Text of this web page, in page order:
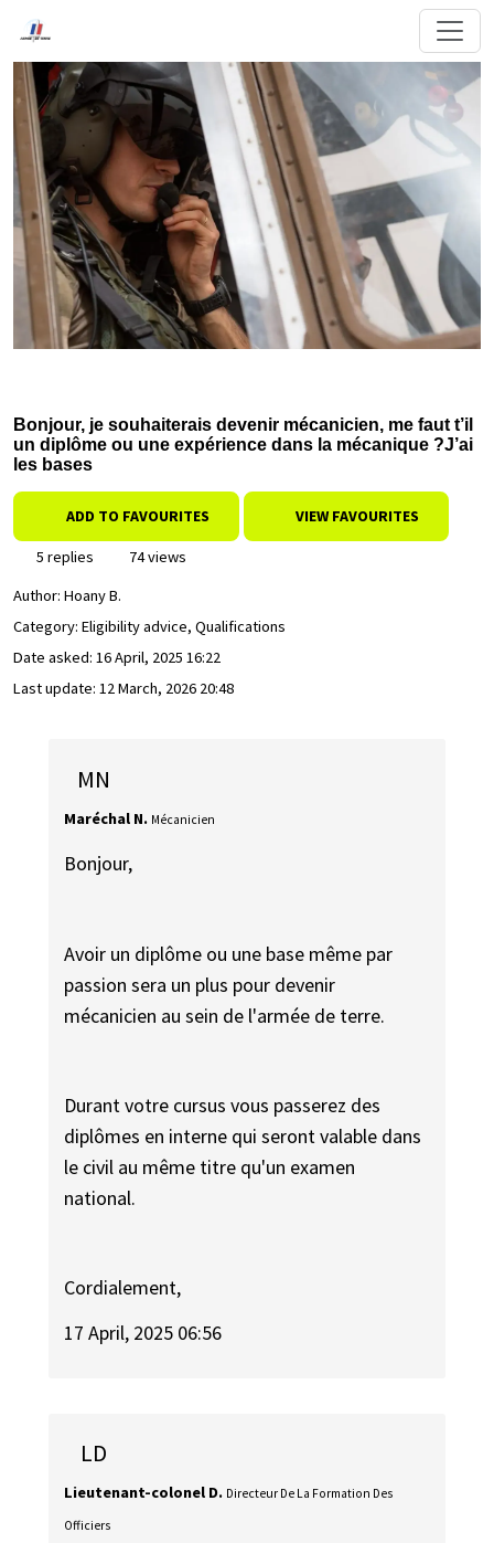
Bonjour, je souhaiterais devenir mécanicien, me faut t’il
un diplôme ou une expérience dans la mécanique ?J’ai
les bases
ADD TO FAVOURITES VIEW FAVOURITES
5 replies
74 views
Author: Hoany B.
Category: Eligibility advice, Qualifications
Date asked: 16 April, 2025 16:22
Last update: 12 March, 2026 20:48
MN
Maréchal N. Mécanicien
Bonjour,
Avoir un diplôme ou une base même par
passion sera un plus pour devenir
mécanicien au sein de l'armée de terre.
Durant votre cursus vous passerez des
diplômes en interne qui seront valable dans
le civil au même titre qu'un examen
national.
Cordialement,
17 April, 2025 06:56
LD
Lieutenant-colonel D. Directeur De La Formation Des
Officiers